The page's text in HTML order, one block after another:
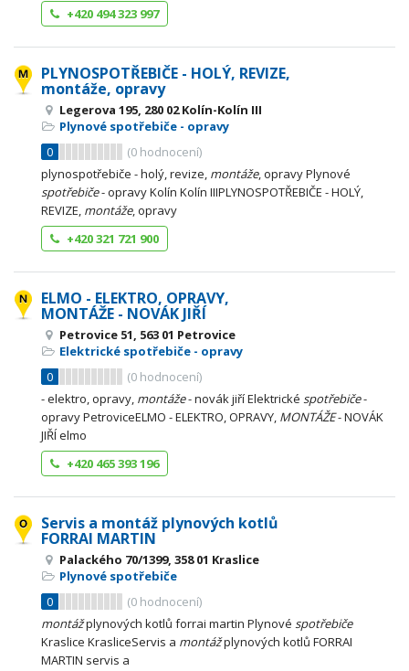
+420 494 323 997
PLYNOSPOTŘEBIČE - HOLÝ, REVIZE,
montáže, opravy
Legerova 195, 280 02 Kolín-Kolín III
Plynové spotřebiče - opravy
0
(0 hodnocení)
plynospotřebiče - holý, revize, montáže, opravy Plynové
spotřebiče- opravy Kolín Kolín IIIPLYNOSPOTŘEBIČE - HOLÝ,
REVIZE, montáže, opravy
+420 321 721 900
ELMO - ELEKTRO, OPRAVY,
MONTÁŽE - NOVÁK JIŘÍ
Petrovice 51, 563 01 Petrovice
Elektrické spotřebiče - opravy
0
(0 hodnocení)
- elektro, opravy, montáže- novák jiří Elektrické spotřebiče-
opravy PetroviceELMO - ELEKTRO, OPRAVY, MONTÁŽE- NOVÁK
JIŘÍ elmo
+420 465 393 196
Servis a montáž plynových kotlů
FORRAI MARTIN
Palackého 70/1399, 358 01 Kraslice
Plynové spotřebiče
0
(0 hodnocení)
montážplynových kotlů forrai martin Plynové spotřebiče
Kraslice KrasliceServis a montážplynových kotlů FORRAI
MARTIN servis a